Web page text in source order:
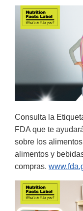
Consulta la
FDA que te
sobre los
alimentos y
compras.